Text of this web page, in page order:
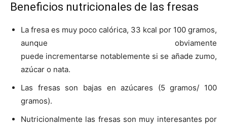
Beneficios nutricionales de las fresas
La fresa es muy poco calórica, 33 kcal por 100 gramos,
aunque obviamente
puede incrementarse notablemente si se añade zumo,
azúcar o nata.
Las fresas son bajas en azúcares (5 gramos/ 100
gramos).
Nutricionalmente las fresas son muy interesantes por